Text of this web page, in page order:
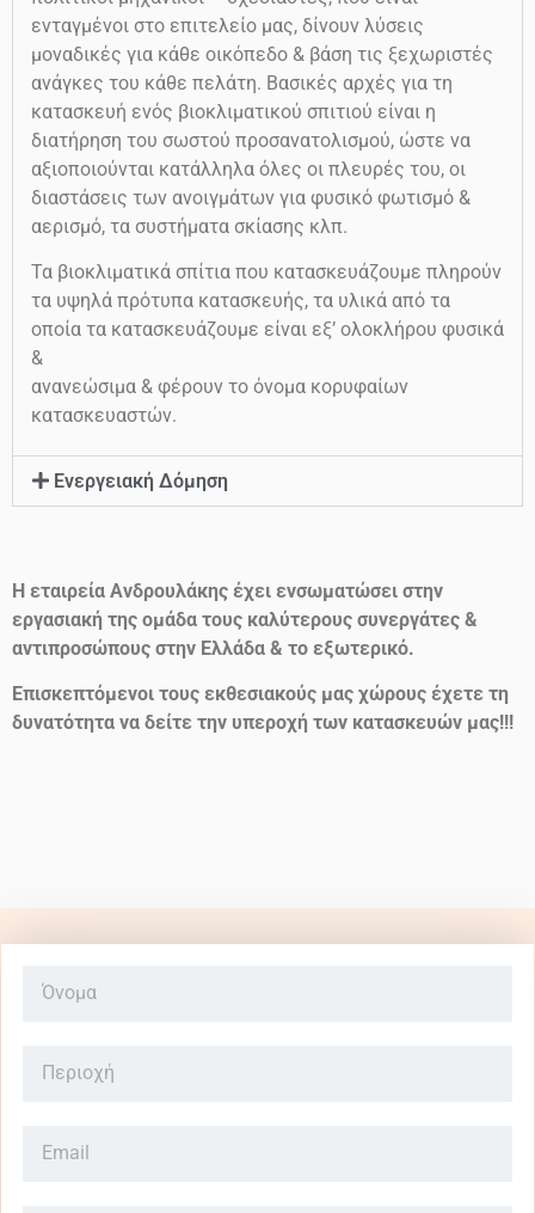
ενταγμένοι στο επιτελείο μας, δίνουν λύσεις
μοναδικές για κάθε οικόπεδο & βάση τις ξεχωριστές
ανάγκες του κάθε πελάτη. Βασικές αρχές για τη
κατασκευή ενός βιοκλιματικού σπιτιού είναι η
διατήρηση του σωστού προσανατολισμού, ώστε να
αξιοποιούνται κατάλληλα όλες οι πλευρές του, οι
διαστάσεις των ανοιγμάτων για φυσικό φωτισμό &
αερισμό, τα συστήματα σκίασης κλπ.
Τα βιοκλιματικά σπίτια που κατασκευάζουμε πληρούν
τα υψηλά πρότυπα κατασκευής, τα υλικά από τα
οποία τα κατασκευάζουμε είναι εξ’ ολοκλήρου φυσικά
&
ανανεώσιμα & φέρουν το όνομα κορυφαίων
κατασκευαστών.
Ενεργειακή Δόμηση
Η εταιρεία Ανδρουλάκης έχει ενσωματώσει στην
εργασιακή της ομάδα τους καλύτερους συνεργάτες &
αντιπροσώπους στην Ελλάδα & το εξωτερικό.
Επισκεπτόμενοι τους εκθεσιακούς μας χώρους έχετε τη
δυνατότητα να δείτε την υπεροχή των κατασκευών μας!!!